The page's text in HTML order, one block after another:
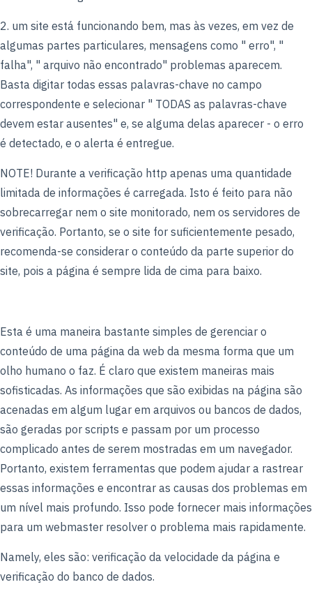
2. um site está funcionando bem, mas às vezes, em vez de
algumas partes particulares, mensagens como " erro", "
falha", " arquivo não encontrado" problemas aparecem.
Basta digitar todas essas palavras-chave no campo
correspondente e selecionar " TODAS as palavras-chave
devem estar ausentes" e, se alguma delas aparecer - o erro
é detectado, e o alerta é entregue.
NOTE! Durante a verificação http apenas uma quantidade
limitada de informações é carregada. Isto é feito para não
sobrecarregar nem o site monitorado, nem os servidores de
verificação. Portanto, se o site for suficientemente pesado,
recomenda-se considerar o conteúdo da parte superior do
site, pois a página é sempre lida de cima para baixo.
Esta é uma maneira bastante simples de gerenciar o
conteúdo de uma página da web da mesma forma que um
olho humano o faz. É claro que existem maneiras mais
sofisticadas. As informações que são exibidas na página são
acenadas em algum lugar em arquivos ou bancos de dados,
são geradas por scripts e passam por um processo
complicado antes de serem mostradas em um navegador.
Portanto, existem ferramentas que podem ajudar a rastrear
essas informações e encontrar as causas dos problemas em
um nível mais profundo. Isso pode fornecer mais informações
para um webmaster resolver o problema mais rapidamente.
Namely, eles são: verificação da velocidade da página e
verificação do banco de dados.